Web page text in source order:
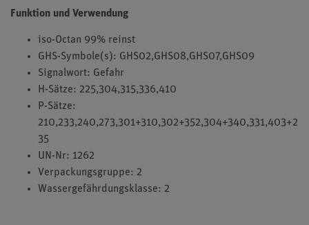
Funktion und Verwendung
iso-Octan 99% reinst
GHS-Symbole(s): GHS02,GHS08,GHS07,GHS09
Signalwort: Gefahr
H-Sätze: 225,304,315,336,410
P-Sätze:
210,233,240,273,301+310,302+352,304+340,331,403+2
35
UN-Nr: 1262
Verpackungsgruppe: 2
Wassergefährdungsklasse: 2